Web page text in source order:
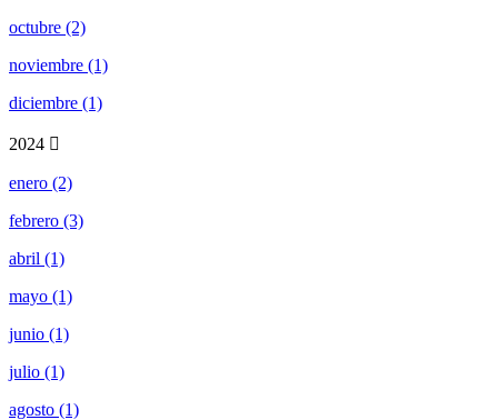
octubre (2)
noviembre (1)
diciembre (1)
2024
enero (2)
febrero (3)
abril (1)
mayo (1)
junio (1)
julio (1)
agosto (1)